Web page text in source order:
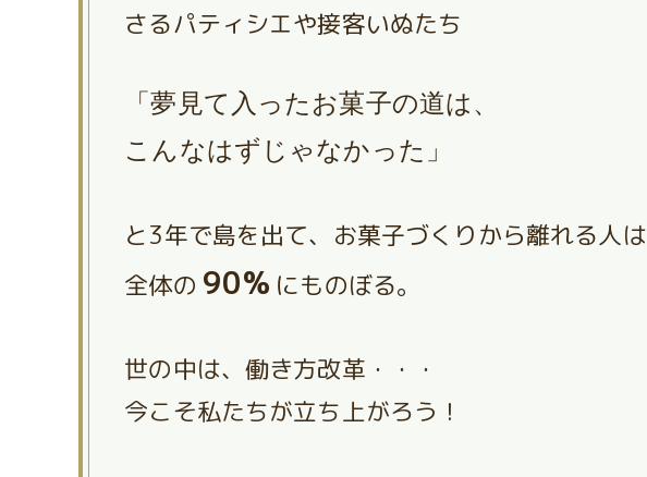
さるパティシエや接客いぬたち
「夢見て入ったお菓子の道は、
こんなはずじゃなかった」
と3年で島を出て、お菓子づくりから離れる人は
全体の 90% にものぼる。
世の中は、働き方改革・・・
今こそ私たちが立ち上がろう！